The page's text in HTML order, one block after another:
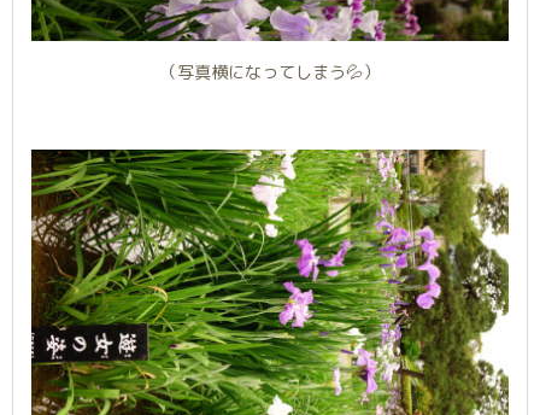
（写真横になってしまう💦）